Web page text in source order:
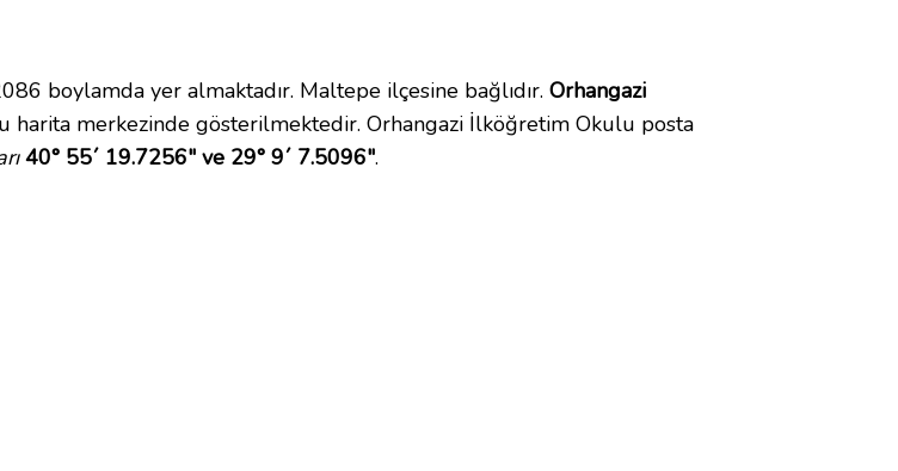
boylamda yer almaktadır. Maltepe ilçesine bağlıdır. Orhangazi
harita merkezinde gösterilmektedir. Orhangazi İlköğretim Okulu posta
40° 55´ 19.7256" ve 29° 9´ 7.5096".